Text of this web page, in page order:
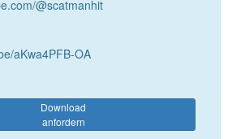
@scatmanhit
aKwa4PFB-OA
Download
anfordern